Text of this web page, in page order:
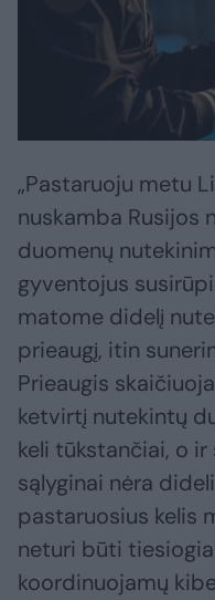
„Pastaruoju metu
nuskamba Rusijos
duomenų
gyventojus
matome didelį
prieaugį, itin
Prieaugis
ketvirtį nutekintų
keli tūkstančiai, o
sąlyginai nėra
pastaruosius kelis
neturi būti
koordinuojamų